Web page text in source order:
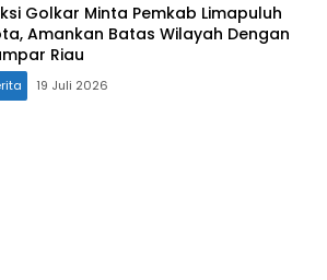
Golkar Minta Pemkab Limapuluh
Amankan Batas Wilayah Dengan
Riau
19 Juli 2026